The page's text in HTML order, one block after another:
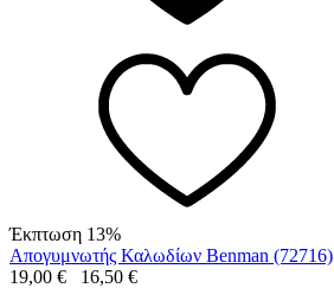
Έκπτωση 13%
Απογυμνωτής Καλωδίων Benman (72716)
19,00 € 16,50 €